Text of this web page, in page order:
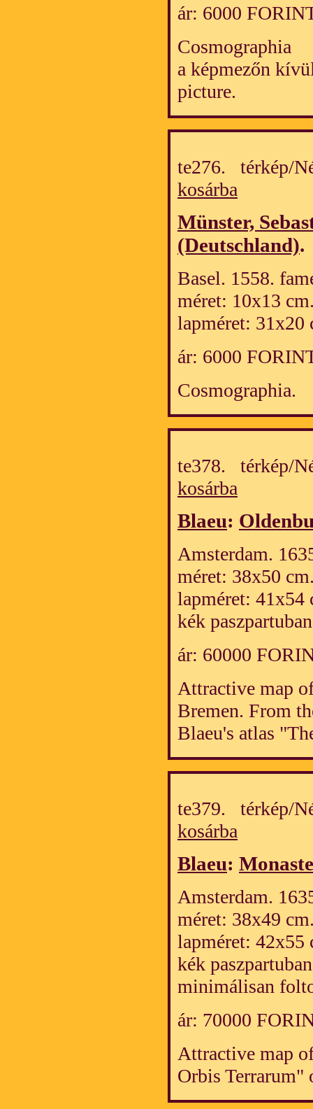
ár: 6000
Cosmographia
a képmezőn
picture.
te276. térkép/
kosárba
Münster,
(Deutschland).
Basel. 1558.
méret: 10x13
lapméret: 31x20
ár: 6000
Cosmographia.
te378. térkép/
kosárba
Blaeu:
Amsterdam.
méret: 38x50
lapméret: 41x54
kék
ár: 60000
Attractive map
Bremen. From
Blaeu's atlas
te379. térkép/
kosárba
Blaeu:
Amsterdam.
méret: 38x49
lapméret: 42x55
kék
minimálisan
ár: 70000
Attractive map
Orbis